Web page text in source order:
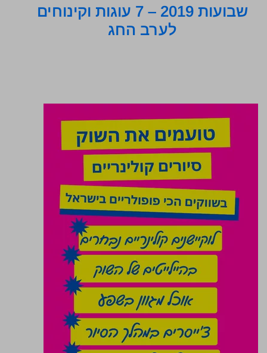
שבועות 2019 – 7 עוגות וקינוחים
לערב החג